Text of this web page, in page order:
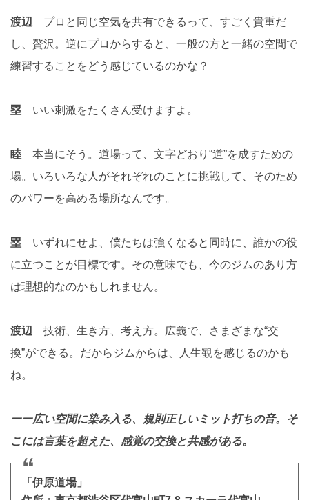
渡辺 プロと同じ空気を共有できるって、すごく貴重だ
し、贅沢。逆にプロからすると、一般の方と一緒の空間で
練習することをどう感じているのかな？
塁 いい刺激をたくさん受けますよ。
睦 本当にそう。道場って、文字どおり“道”を成すための
場。いろいろな人がそれぞれのことに挑戦して、そのため
のパワーを高める場所なんです。
塁 いずれにせよ、僕たちは強くなると同時に、誰かの役
に立つことが目標です。その意味でも、今のジムのあり方
は理想的なのかもしれません。
渡辺 技術、生き方、考え方。広義で、さまざまな“交
換”ができる。だからジムからは、人生観を感じるのかも
ね。
ーー広い空間に染み入る、規則正しいミット打ちの音。そ
こには言葉を超えた、感覚の交換と共感がある。
「伊原道場」